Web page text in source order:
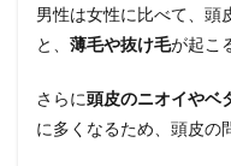
男性は女性に比べて、頭
と、 薄毛や抜け毛が起こ
さらに頭皮のニオイやベ
に多くなるため、頭皮の